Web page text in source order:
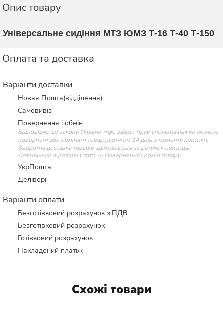
Опис товару
Універсальне сидіння МТЗ ЮМЗ Т-16 Т-40 Т-150
Оплата та доставка
Варіанти доставки
Новая Пошта(відділення)
Самовивіз
Повернення і обмін
Відповідно до закону України «про захист прав споживачів» ви можете
повернути або обміняти товар протягом 14 днів з моменту покупки.
Зворотна доставка товарів здійснюється за рахунок покупця.
Детальніше в розділі Статті -> Повернення і обмін товару
УкрПошта
Делівері
Варіанти оплати
Безготівковий розрахунок з ПДВ
Безготівковий розрахунок
Готівковий розрахунок
Накладений платіж
Схожі товари